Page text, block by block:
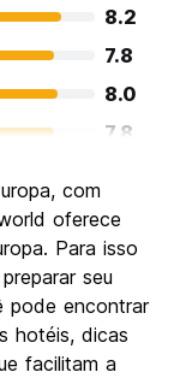
8.2
7.8
8.0
7.8
6.8
6.6
8.2
com
oferece
Para isso
seu
pode encontrar
hotéis, dicas
facilitam a